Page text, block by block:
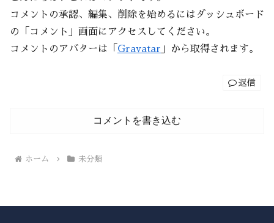
コメントの承認、編集、削除を始めるにはダッシュボード
の「コメント」画面にアクセスしてください。
コメントのアバターは「 Gravatar 」から取得されます。
返信
コメントを書き込む
ホーム 未分類